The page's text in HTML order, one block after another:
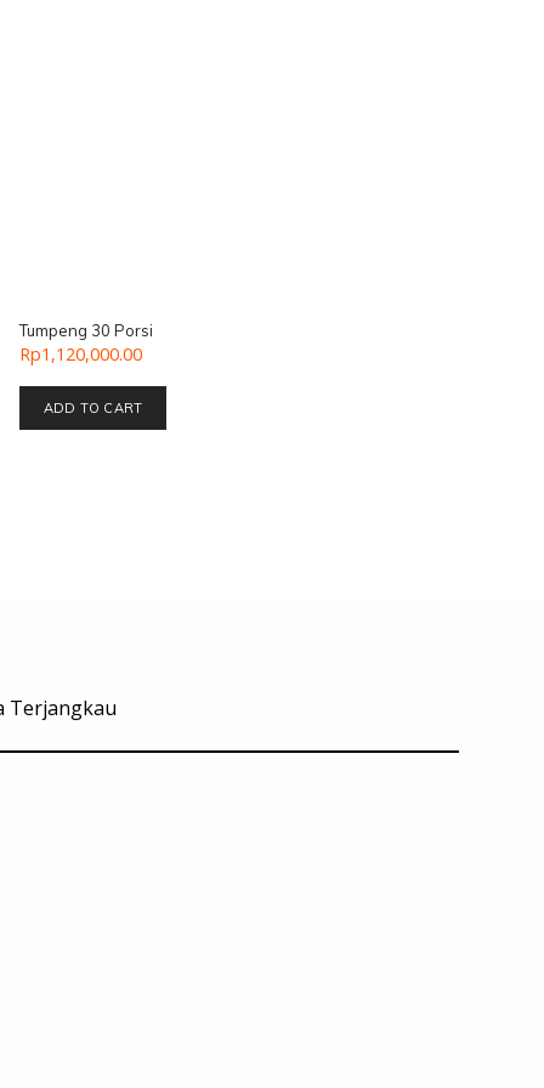
Tumpeng 30 Porsi
Rp1,120,000.00
ADD TO CART
Terjangkau